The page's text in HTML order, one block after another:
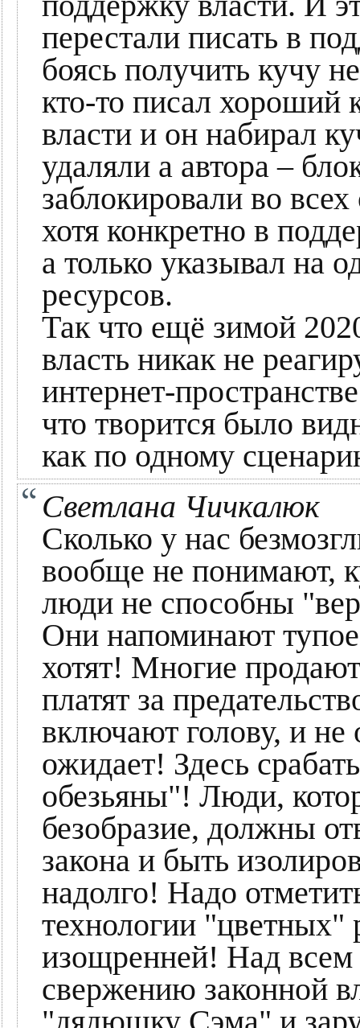
перестали писать в
боясь получить кучу
кто-то писал хороший
власти и он набирал
удаляли а автора –
заблокировали во
хотя конкретно в
а только указывал на
ресурсов.
Так что ещё зимой
власть никак не
интернет-
что творится было
как по одному
Светлана Чичкалюк
Сколько у нас
вообще не понимают,
люди не способны
Они напоминают
хотят! Многие
платят за
включают голову, и не
ожидает! Здесь
обезьяны"! Люди,
безобразие, должны
закона и быть
надолго! Надо
технологии "цветных"
изощренней! Над всем
свержению законной